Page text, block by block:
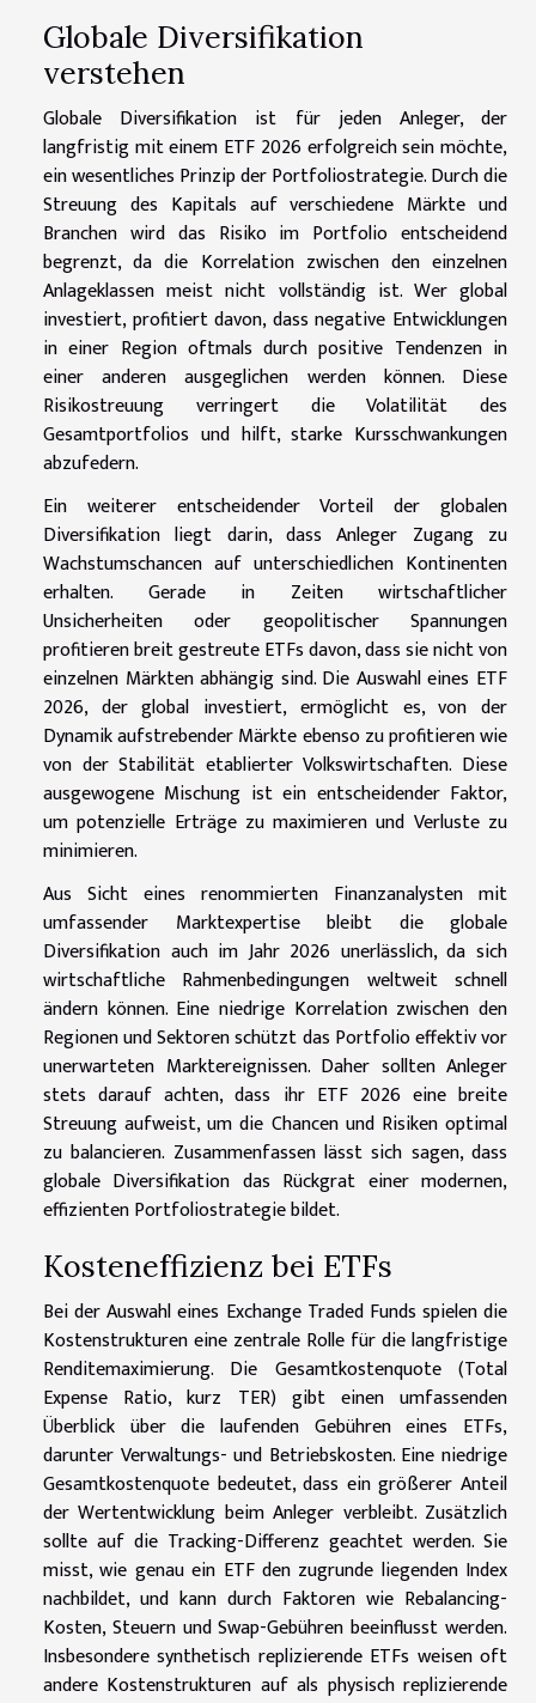
Globale Diversifikation
verstehen
Globale Diversifikation ist für jeden Anleger, der
langfristig mit einem ETF 2026 erfolgreich sein möchte,
ein wesentliches Prinzip der Portfoliostrategie. Durch die
Streuung des Kapitals auf verschiedene Märkte und
Branchen wird das Risiko im Portfolio entscheidend
begrenzt, da die Korrelation zwischen den einzelnen
Anlageklassen meist nicht vollständig ist. Wer global
investiert, profitiert davon, dass negative Entwicklungen
in einer Region oftmals durch positive Tendenzen in
einer anderen ausgeglichen werden können. Diese
Risikostreuung verringert die Volatilität des
Gesamtportfolios und hilft, starke Kursschwankungen
abzufedern.
Ein weiterer entscheidender Vorteil der globalen
Diversifikation liegt darin, dass Anleger Zugang zu
Wachstumschancen auf unterschiedlichen Kontinenten
erhalten. Gerade in Zeiten wirtschaftlicher
Unsicherheiten oder geopolitischer Spannungen
profitieren breit gestreute ETFs davon, dass sie nicht von
einzelnen Märkten abhängig sind. Die Auswahl eines ETF
2026, der global investiert, ermöglicht es, von der
Dynamik aufstrebender Märkte ebenso zu profitieren wie
von der Stabilität etablierter Volkswirtschaften. Diese
ausgewogene Mischung ist ein entscheidender Faktor,
um potenzielle Erträge zu maximieren und Verluste zu
minimieren.
Aus Sicht eines renommierten Finanzanalysten mit
umfassender Marktexpertise bleibt die globale
Diversifikation auch im Jahr 2026 unerlässlich, da sich
wirtschaftliche Rahmenbedingungen weltweit schnell
ändern können. Eine niedrige Korrelation zwischen den
Regionen und Sektoren schützt das Portfolio effektiv vor
unerwarteten Marktereignissen. Daher sollten Anleger
stets darauf achten, dass ihr ETF 2026 eine breite
Streuung aufweist, um die Chancen und Risiken optimal
zu balancieren. Zusammenfassen lässt sich sagen, dass
globale Diversifikation das Rückgrat einer modernen,
effizienten Portfoliostrategie bildet.
Kosteneffizienz bei ETFs
Bei der Auswahl eines Exchange Traded Funds spielen die
Kostenstrukturen eine zentrale Rolle für die langfristige
Renditemaximierung. Die Gesamtkostenquote (Total
Expense Ratio, kurz TER) gibt einen umfassenden
Überblick über die laufenden Gebühren eines ETFs,
darunter Verwaltungs- und Betriebskosten. Eine niedrige
Gesamtkostenquote bedeutet, dass ein größerer Anteil
der Wertentwicklung beim Anleger verbleibt. Zusätzlich
sollte auf die Tracking-Differenz geachtet werden. Sie
misst, wie genau ein ETF den zugrunde liegenden Index
nachbildet, und kann durch Faktoren wie Rebalancing-
Kosten, Steuern und Swap-Gebühren beeinflusst werden.
Insbesondere synthetisch replizierende ETFs weisen oft
andere Kostenstrukturen auf als physisch replizierende